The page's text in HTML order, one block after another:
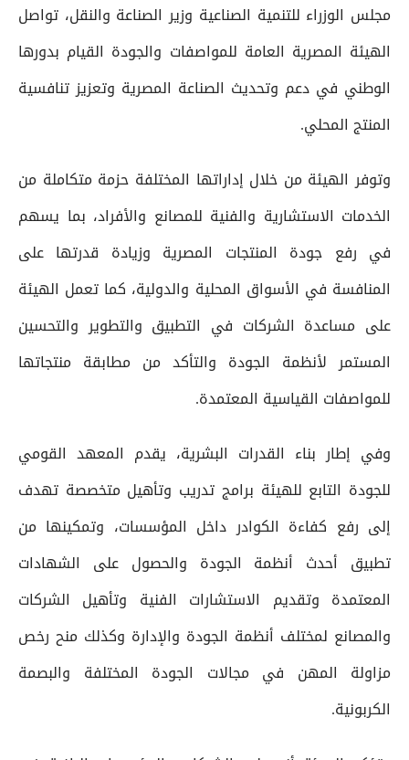
مجلس الوزراء للتنمية الصناعية وزير الصناعة والنقل، تواصل
الهيئة المصرية العامة للمواصفات والجودة القيام بدورها
الوطني في دعم وتحديث الصناعة المصرية وتعزيز تنافسية
المنتج المحلي.
وتوفر الهيئة من خلال إداراتها المختلفة حزمة متكاملة من
الخدمات الاستشارية والفنية للمصانع والأفراد، بما يسهم
في رفع جودة المنتجات المصرية وزيادة قدرتها على
المنافسة في الأسواق المحلية والدولية، كما تعمل الهيئة
على مساعدة الشركات في التطبيق والتطوير والتحسين
المستمر لأنظمة الجودة والتأكد من مطابقة منتجاتها
للمواصفات القياسية المعتمدة.
وفي إطار بناء القدرات البشرية، يقدم المعهد القومي
للجودة التابع للهيئة برامج تدريب وتأهيل متخصصة تهدف
إلى رفع كفاءة الكوادر داخل المؤسسات، وتمكينها من
تطبيق أحدث أنظمة الجودة والحصول على الشهادات
المعتمدة وتقديم الاستشارات الفنية وتأهيل الشركات
والمصانع لمختلف أنظمة الجودة والإدارة وكذلك منح رخص
مزاولة المهن في مجالات الجودة المختلفة والبصمة
الكربونية.